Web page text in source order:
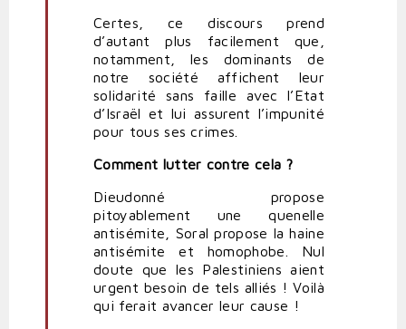
Certes, ce discours prend
d’autant plus facilement que,
notamment, les dominants de
notre société affichent leur
solidarité sans faille avec l’Etat
d’Israël et lui assurent l’impunité
pour tous ses crimes.
Comment lutter contre cela ?
Dieudonné propose
pitoyablement une quenelle
antisémite, Soral propose la haine
antisémite et homophobe. Nul
doute que les Palestiniens aient
urgent besoin de tels alliés ! Voilà
qui ferait avancer leur cause !